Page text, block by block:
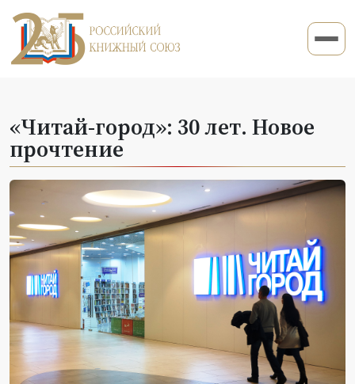
«Читай-город»: 30 лет. Новое
прочтение